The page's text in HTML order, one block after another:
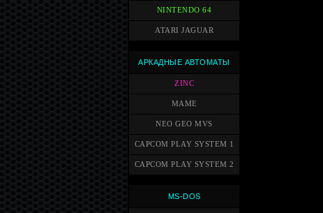
NINTENDO 64
ATARI JAGUAR
АРКАДНЫЕ АВТОМАТЫ
ZINC
MAME
NEO GEO MVS
CAPCOM PLAY SYSTEM 1
CAPCOM PLAY SYSTEM 2
MS-DOS